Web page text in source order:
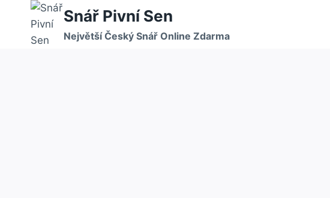
Přeskočit
Snář Pivní Sen
Největší Český Snář Online Zdarma